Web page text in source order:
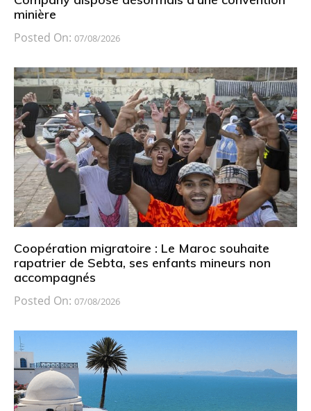
minière
Posted On: 07/08/2026
Coopération migratoire : Le Maroc souhaite
rapatrier de Sebta, ses enfants mineurs non
accompagnés
Posted On: 07/08/2026